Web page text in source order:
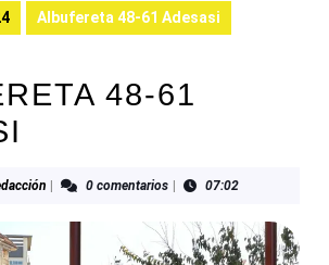
Albufereta 48-61 Adesasi
48-61
Redacción0 comentarios 07:02